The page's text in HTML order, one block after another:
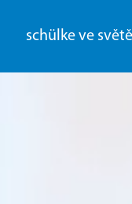
schülke ve světě